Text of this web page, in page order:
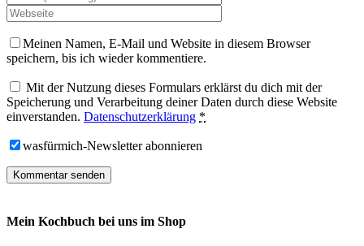
Meinen Namen, E-Mail und Website in diesem Browser
speichern, bis ich wieder kommentiere.
Mit der Nutzung dieses Formulars erklärst du dich mit der
Speicherung und Verarbeitung deiner Daten durch diese Website
einverstanden. Datenschutzerklärung *
wasfürmich-Newsletter abonnieren
Mein Kochbuch bei uns im Shop